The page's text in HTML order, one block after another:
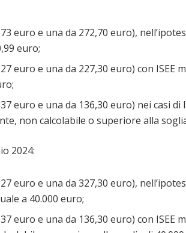
euro e una da 272,70 euro),
euro;
euro e una da 227,30 euro) con ISEE
euro e una da 136,30 euro) nei casi di
non calcolabile o superiore alla
2024:
euro e una da 327,30 euro),
a 40.000 euro;
euro e una da 136,30 euro) con ISEE